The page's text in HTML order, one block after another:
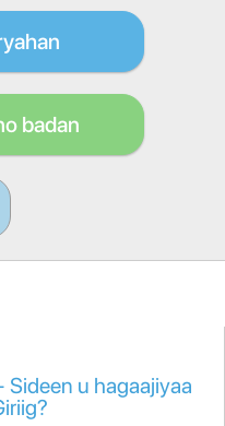
badan
Sideen u hagaajiyaa